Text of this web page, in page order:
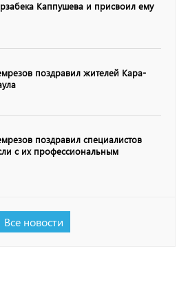
Каппушева и присвоил ему
поздравил жителей Кара-
поздравил специалистов
с их профессиональным
Все новости